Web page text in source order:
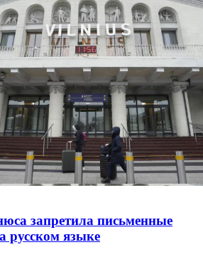
запретила письменные
русском языке